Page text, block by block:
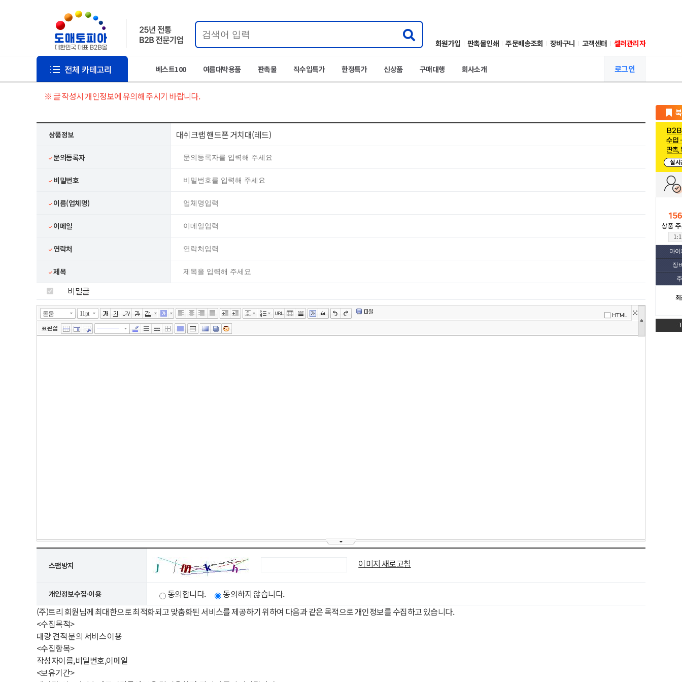
회원가입 판촉물인쇄 주문배송조회 장바구니 고객센터 셀러관리자
베스트100 여름대박용품 판촉물 직수입특가 한정특가 신상품 구매대행 회사소개 로그인
마
장
※ 글 작성시 개인정보에 유의해 주시기 바랍니다.
상품정보 대쉬크랩 핸드폰 거치대(레드)
문의등록자
비밀번호
이름(업체명)
이메일
연락처
제목
비밀글
돋움 11pt
넓게쓰기
툴바 더보기
에디터
스팸방지 이미지 새로고침
개인정보수집·이용 동의합니다.
동의하지 않습니다.
(주)트리 회원님께 최대한으로 최적화되고 맞춤화된 서비스를 제공하기 위하여 다음과 같은 목적으로 개인정보를 수집하고 있습니다.
<수집목적>
대량 견적 문의 서비스 이용
<수집항목>
작성자이름,비밀번호,이메일
<보유기간>